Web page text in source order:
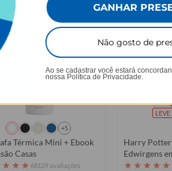
+5
Térmica Mini + Ebook
Casas
★ ★ ★ 68129 avaliações
LEVE
Harry
Edwirgens
★ ★ ★ ★ ★
GANHAR
Não gosto de
Ao se cadastrar você estará
nossa Política de Privacidade.